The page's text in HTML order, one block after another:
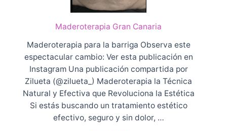
r
p
i
a
p
a
r
a
l
Maderoterapia Gran Canaria
Maderoterapia para la barriga Observa este
espectacular cambio: Ver esta publicación en
Instagram Una publicación compartida por
Zilueta (@zilueta_) Maderoterapia la Técnica
Natural y Efectiva que Revoluciona la Estética
Si estás buscando un tratamiento estético
efectivo, seguro y sin dolor, …